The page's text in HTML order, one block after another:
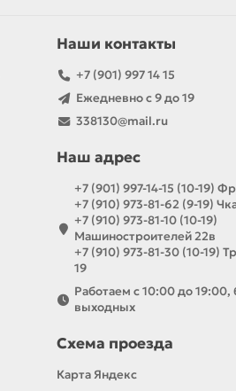
Наши контакты
+7 (901) 997 14 15
Ежедневно с 9 до 19
338130@mail.ru
Наш адрес
+7 (901) 997-14-15 (10-19)
+7 (910) 973-81-62 (9-19)
+7 (910) 973-81-10 (10-19)
Машиностроителей 22в
+7 (910) 973-81-30 (10-19)
19
Работаем с 10:00 до 19:00,
выходных
Схема проезда
Карта Яндекс